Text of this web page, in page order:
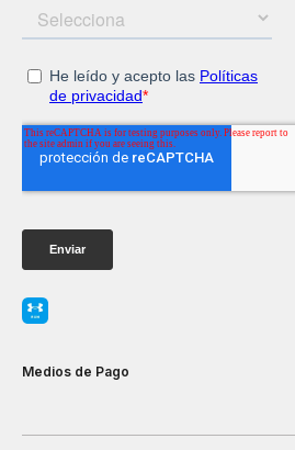
Medios de Pago